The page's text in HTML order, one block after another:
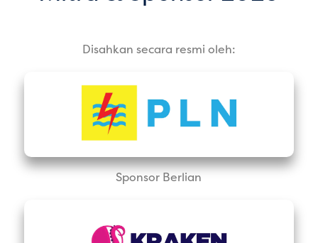
Disahkan secara resmi oleh:
Sponsor Berlian